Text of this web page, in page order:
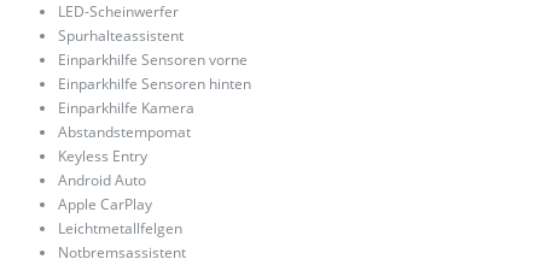
LED-Scheinwerfer
Spurhalteassistent
Einparkhilfe Sensoren vorne
Einparkhilfe Sensoren hinten
Einparkhilfe Kamera
Abstandstempomat
Keyless Entry
Android Auto
Apple CarPlay
Leichtmetallfelgen
Notbremsassistent